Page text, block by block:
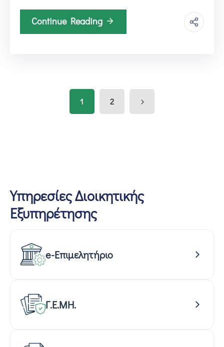
Continue Reading
1 2
Υπηρεσίες Διοικητικής
Εξυπηρέτησης
e-Επιμελητήριο
Γ.Ε.ΜΗ.